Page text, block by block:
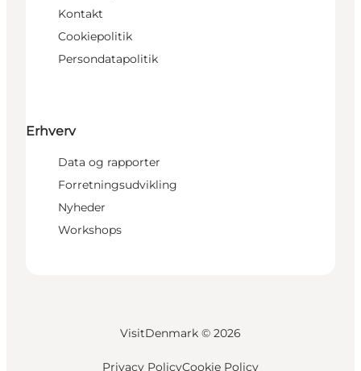
Kontakt
Cookiepolitik
Persondatapolitik
Erhverv
Data og rapporter
Forretningsudvikling
Nyheder
Workshops
VisitDenmark © 2026
Privacy PolicyCookie Policy